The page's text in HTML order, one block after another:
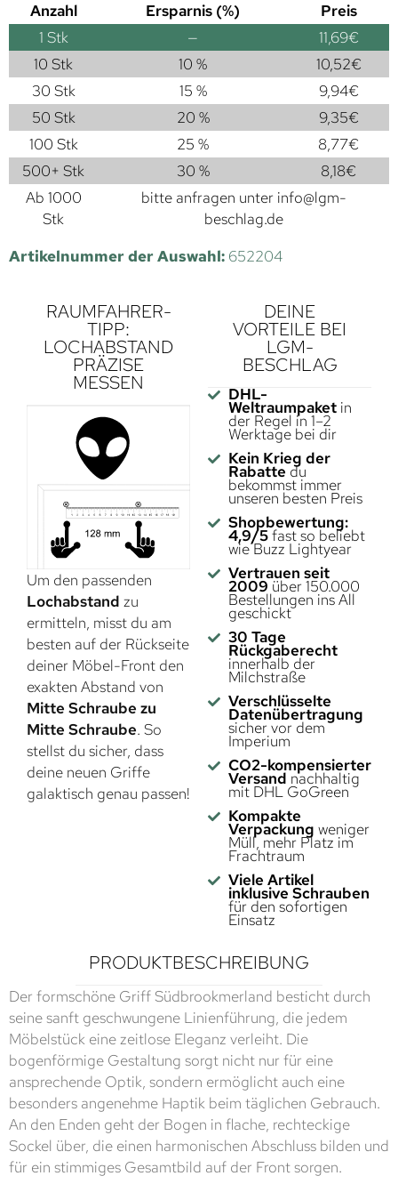
Anzahl Ersparnis (%)
Preis
1 Stk — 11,69€
10 Stk
10 % 10,52€
30 Stk
15 % 9,94€
50 Stk
20 % 9,35€
100 Stk
25 % 8,77€
500+ Stk
30 % 8,18€
Ab 1000
Stk
bitte anfragen unter info@lgm-
beschlag.de
Artikelnummer der Auswahl: 652204
RAUMFAHRER-
TIPP:
LOCHABSTAND
PRÄZISE
MESSEN
Um den passenden
Lochabstand zu
ermitteln, misst du am
besten auf der Rückseite
deiner Möbel-Front den
exakten Abstand von
Mitte Schraube zu
Mitte Schraube. So
stellst du sicher, dass
deine neuen Griffe
galaktisch genau passen!
DEINE
VORTEILE BEI
LGM-
BESCHLAG
DHL-
Weltraumpaketin
der Regel in 1–2
Werktage bei dir
Kein Krieg der
Rabatte du
bekommst immer
unseren besten Preis
Shopbewertung:
4,9/5fast so beliebt
wie Buzz Lightyear
Vertrauen seit
2009 über 150.000
Bestellungen ins All
geschickt
30 Tage
Rückgaberecht
innerhalb der
Milchstraße
Verschlüsselte
Datenübertragung
sicher vor dem
Imperium
CO2-kompensierter
Versand nachhaltig
mit DHL GoGreen
Kompakte
Verpackung weniger
Müll, mehr Platz im
Frachtraum
Viele Artikel
inklusive Schrauben
für den sofortigen
Einsatz
PRODUKTBESCHREIBUNG
Der formschöne Griff Südbrookmerland besticht durch
seine sanft geschwungene Linienführung, die jedem
Möbelstück eine zeitlose Eleganz verleiht. Die
bogenförmige Gestaltung sorgt nicht nur für eine
ansprechende Optik, sondern ermöglicht auch eine
besonders angenehme Haptik beim täglichen Gebrauch.
An den Enden geht der Bogen in flache, rechteckige
Sockel über, die einen harmonischen Abschluss bilden und
für ein stimmiges Gesamtbild auf der Front sorgen.